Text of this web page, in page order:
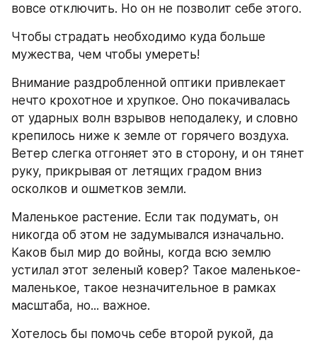
вовсе отключить. Но он не позволит себе этого.
Чтобы страдать необходимо куда больше
мужества, чем чтобы умереть!
Внимание раздробленной оптики привлекает
нечто крохотное и хрупкое. Оно покачивалась
от ударных волн взрывов неподалеку, и словно
крепилось ниже к земле от горячего воздуха.
Ветер слегка отгоняет это в сторону, и он тянет
руку, прикрывая от летящих градом вниз
осколков и ошметков земли.
Маленькое растение. Если так подумать, он
никогда об этом не задумывался изначально.
Каков был мир до войны, когда всю землю
устилал этот зеленый ковер? Такое маленькое-
маленькое, такое незначительное в рамках
масштаба, но... важное.
Хотелось бы помочь себе второй рукой, да